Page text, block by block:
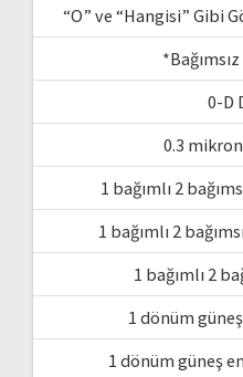
“O” ve “Hangisi” Gibi
0-D
0.3
1 bağımlı 2
1 bağımlı 2
1 bağımlı 2
1 dönüm
1 dönüm güneş